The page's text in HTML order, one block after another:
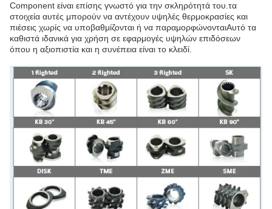
Component είναι επίσης γνωστό για την σκληρότητά του.τα
στοιχεία αυτές μπορούν να αντέχουν υψηλές θερμοκρασίες και
πιέσεις χωρίς να υποβαθμίζονται ή να παραμορφώνονταιΑυτό τα
καθιστά ιδανικά για χρήση σε εφαρμογές υψηλών επιδόσεων
όπου η αξιοπιστία και η συνέπεια είναι το κλειδί.